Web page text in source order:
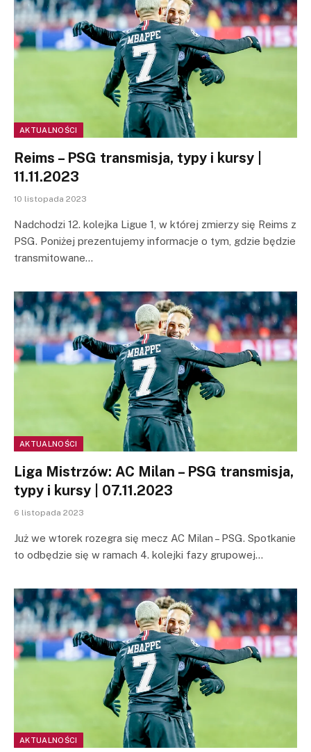
AKTUALNOŚCI
Reims – PSG transmisja, typy i kursy |
11.11.2023
10 listopada 2023
Nadchodzi 12. kolejka Ligue 1, w której zmierzy się Reims z
PSG. Poniżej prezentujemy informacje o tym, gdzie będzie
transmitowane…
AKTUALNOŚCI
Liga Mistrzów: AC Milan – PSG transmisja,
typy i kursy | 07.11.2023
6 listopada 2023
Już we wtorek rozegra się mecz AC Milan – PSG. Spotkanie
to odbędzie się w ramach 4. kolejki fazy grupowej…
AKTUALNOŚCI